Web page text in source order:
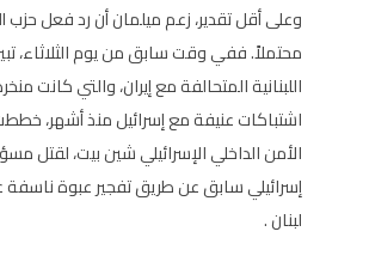
وعلى أقل تقدير، زعم ميلمان أن رد فعل حزب
محتملاً. ففي وقت سابق من يوم الثلاثاء،
اللبنانية المتحالفة مع إيران، والتي كانت
اشتباكات عنيفة مع إسرائيل منذ أشهر،
الأمن الداخلي الإسرائيلي شين بيت، لقتل
إسرائيلي سابق عن طريق تفجير عبوة
لبنان.